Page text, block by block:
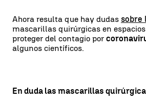
Ahora resulta que hay dudas sobre
mascarillas quirúrgicas en
proteger del contagio por
algunos científicos.
En duda las mascarillas